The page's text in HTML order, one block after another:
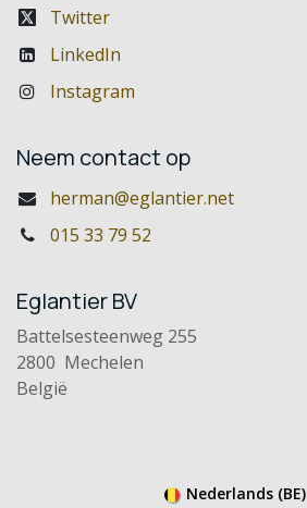
Twitter
LinkedIn
Instagram
Neem contact op
herman@eglantier.net
015 33 79 52
Eglantier BV
Battelsesteenweg 255
2800 Mechelen
België
Nederlands (BE)